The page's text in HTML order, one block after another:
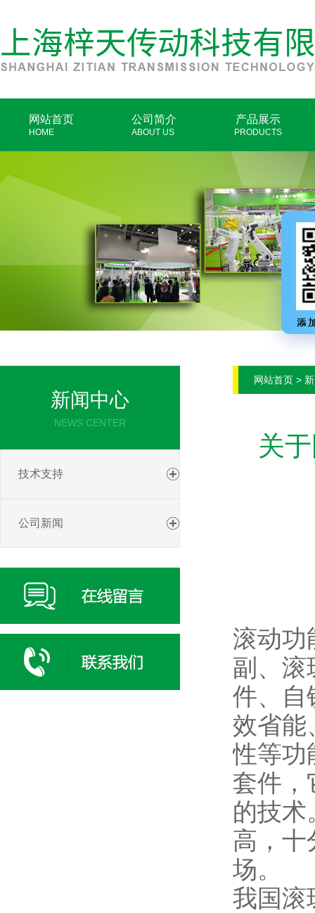
网站首页
HOME
公司简介
ABOUT US
产品展示
PRODUCTS
新闻中心
NEWS CENTER
技术支持
公司新闻
网站首页 >
关
滚动功
副、滚
件、自
效省能
性等功
套件，
的技术
高，十
场。
我国滚